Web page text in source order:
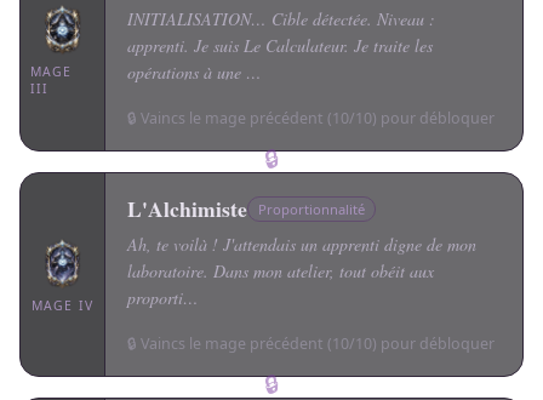
MAGE
III
INITIALISATION… Cible détectée. Niveau :
apprenti. Je suis Le Calculateur. Je traite les
opérations à une …
🔒 Vaincs le mage précédent (10/10) pour débloquer
🔒
MAGE IV
L'Alchimiste Proportionnalité
Ah, te voilà ! J'attendais un apprenti digne de mon
laboratoire. Dans mon atelier, tout obéit aux
proporti…
🔒 Vaincs le mage précédent (10/10) pour débloquer
🔒